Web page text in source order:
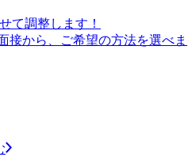
て調整します！
接から、ご希望の方法を選べま